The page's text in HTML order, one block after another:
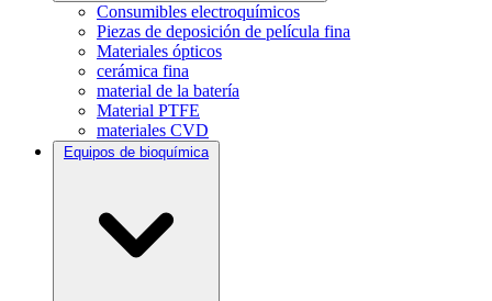
Consumibles electroquímicos
Piezas de deposición de película fina
Materiales ópticos
cerámica fina
material de la batería
Material PTFE
materiales CVD
Equipos de bioquímica